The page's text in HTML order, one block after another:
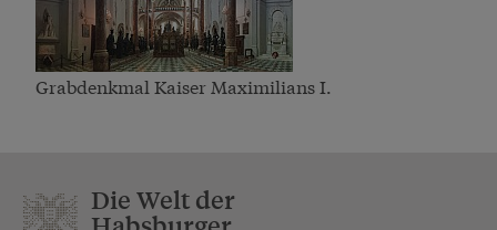
Grabdenkmal Kaiser Maximilians I.
Die Welt der